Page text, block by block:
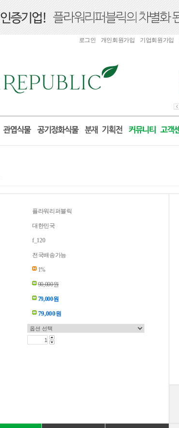
로그인 개인회원가입 기업회원가입
플라워리퍼블릭
대한민국
f_120
전국배송가능
1%
90,000원
79,000원
79,000원